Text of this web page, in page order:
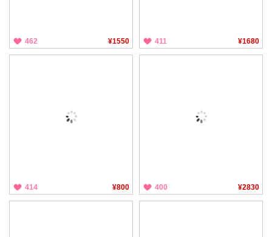
462 ¥1550 411 ¥1680
414 ¥800 400 ¥2830